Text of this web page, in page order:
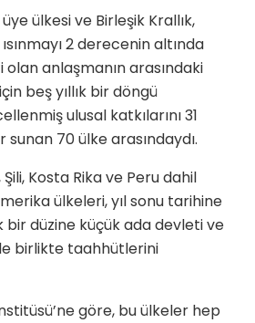
ülkesi ve Birleşik Krallık,
2 derecenin altında
olan anlaşmanın arasındaki
beş yıllık bir döngü
ulusal katkılarını 31
sunan 70 ülke arasındaydı.
Kosta Rika ve Peru dahil
ülkeleri, yıl sonu tarihine
bir düzine küçük ada devleti ve
birlikte taahhütlerini
göre, bu ülkeler hep